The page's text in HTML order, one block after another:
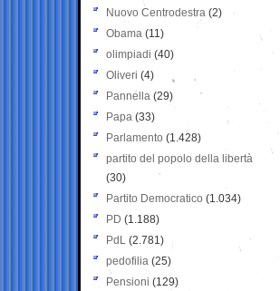
Nuovo Centrodestra (2)
Obama (11)
olimpiadi (40)
Oliveri (4)
Pannella (29)
Papa (33)
Parlamento (1.428)
partito del popolo della libertà
(30)
Partito Democratico (1.034)
PD (1.188)
PdL (2.781)
pedofilia (25)
Pensioni (129)